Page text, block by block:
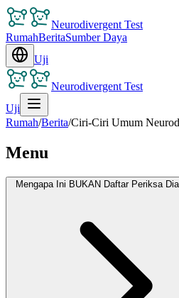
Neurodivergent Test
RumahBeritaSumber Daya
Uji
Neurodivergent Test
Uji
Rumah/Berita/Ciri-Ciri Umum
Menu
Mengapa Ini BUKAN Daftar Periksa